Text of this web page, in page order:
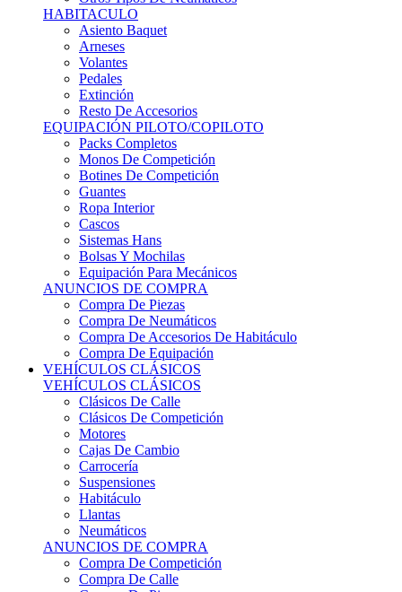
HABITACULO
Asiento Baquet
Arneses
Volantes
Pedales
Extinción
Resto De Accesorios
EQUIPACIÓN PILOTO/COPILOTO
Packs Completos
Monos De Competición
Botines De Competición
Guantes
Ropa Interior
Cascos
Sistemas Hans
Bolsas Y Mochilas
Equipación Para Mecánicos
ANUNCIOS DE COMPRA
Compra De Piezas
Compra De Neumáticos
Compra De Accesorios De Habitáculo
Compra De Equipación
VEHÍCULOS CLÁSICOS
VEHÍCULOS CLÁSICOS
Clásicos De Calle
Clásicos De Competición
Motores
Cajas De Cambio
Carrocería
Suspensiones
Habitáculo
Llantas
Neumáticos
ANUNCIOS DE COMPRA
Compra De Competición
Compra De Calle